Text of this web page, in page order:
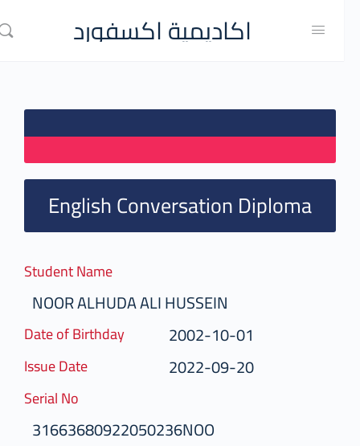
اكاديمية اكسفورد
English Conversation Diploma
Student Name
NOOR ALHUDA ALI HUSSEIN
Date of Birthday 2002-10-01
Issue Date 2022-09-20
Serial No
31663680922050236NOO